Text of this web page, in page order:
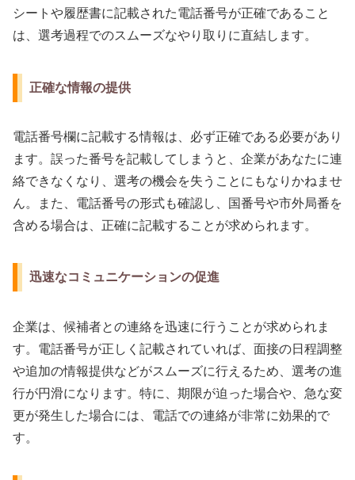
シートや履歴書に記載された電話番号が正確であること
は、選考過程でのスムーズなやり取りに直結します。
正確な情報の提供
電話番号欄に記載する情報は、必ず正確である必要があり
ます。誤った番号を記載してしまうと、企業があなたに連
絡できなくなり、選考の機会を失うことにもなりかねませ
ん。また、電話番号の形式も確認し、国番号や市外局番を
含める場合は、正確に記載することが求められます。
迅速なコミュニケーションの促進
企業は、候補者との連絡を迅速に行うことが求められま
す。電話番号が正しく記載されていれば、面接の日程調整
や追加の情報提供などがスムーズに行えるため、選考の進
行が円滑になります。特に、期限が迫った場合や、急な変
更が発生した場合には、電話での連絡が非常に効果的で
す。